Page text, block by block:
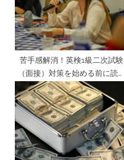
（前半）
苦手感解消！英検1級二次試験
（面接）対策を始める前に読ん
で欲しいこと